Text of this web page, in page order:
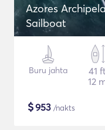
Azores
Sailboat
Buru jahta
41
12
$953 /nakts